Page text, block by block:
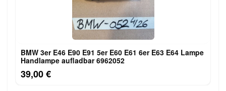
BMW 3er E46 E90 E91 5er E60 E61 6er E63 E64 Lampe
Handlampe aufladbar 6962052
39,00 €